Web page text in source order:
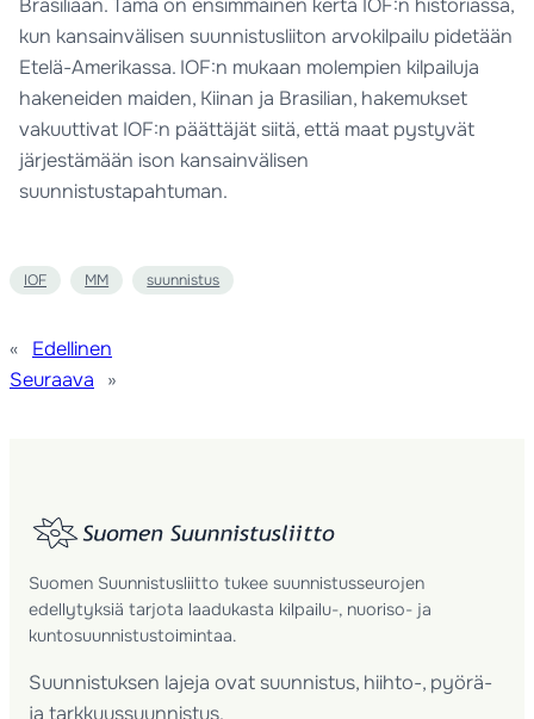
Brasiliaan. Tämä on ensimmäinen kerta IOF:n historiassa,
kun kansainvälisen suunnistusliiton arvokilpailu pidetään
Etelä-Amerikassa. IOF:n mukaan molempien kilpailuja
hakeneiden maiden, Kiinan ja Brasilian, hakemukset
vakuuttivat IOF:n päättäjät siitä, että maat pystyvät
järjestämään ison kansainvälisen
suunnistustapahtuman.
IOF MM suunnistus
«
Edellinen
Seuraava
»
Suomen Suunnistusliitto tukee suunnistusseurojen
edellytyksiä tarjota laadukasta kilpailu-, nuoriso- ja
kuntosuunnistustoimintaa.
Suunnistuksen lajeja ovat suunnistus, hiihto-, pyörä-
ja tarkkuussuunnistus.